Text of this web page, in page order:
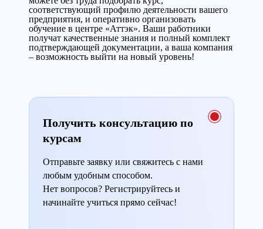
соответствующий профилю деятельности вашего
предприятия, и оперативно организовать
обучение в центре «Аттэк». Ваши работники
получат качественные знания и полный комплект
подтверждающей документации, а ваша компания
– возможность выйти на новый уровень!
Получить консультацию по
курсам
Отправьте заявку или свяжитесь с нами
любым удобным способом.
Нет вопросов? Регистрируйтесь и
начинайте учиться прямо сейчас!